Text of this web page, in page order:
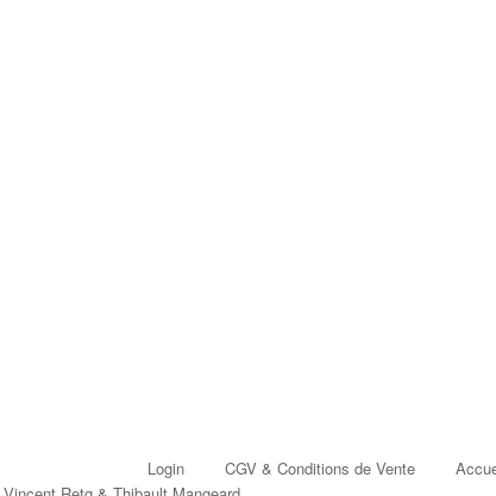
Login CGV & Conditions de Vente